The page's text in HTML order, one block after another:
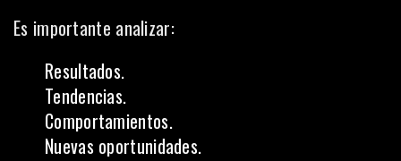
Es importante analizar:
Resultados.
Tendencias.
Comportamientos.
Nuevas oportunidades.